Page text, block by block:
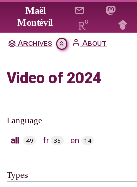
Jump to main content
Maël
Montévil
Archives About
Video of 2024
Language
all 49 fr 35 en 14
Types